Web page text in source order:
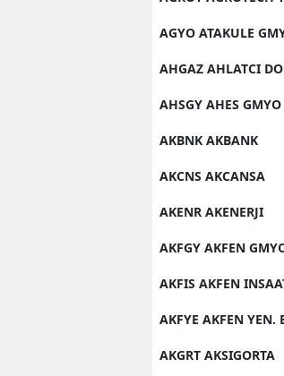
AGYO ATAKULE
AHGAZ AHLATCI
AHSGY AHES GMYO
AKBNK AKBANK
AKCNS AKCANSA
AKENR AKENERJI
AKFGY AKFEN
AKFIS AKFEN
AKFYE AKFEN YEN.
AKGRT AKSIGORTA